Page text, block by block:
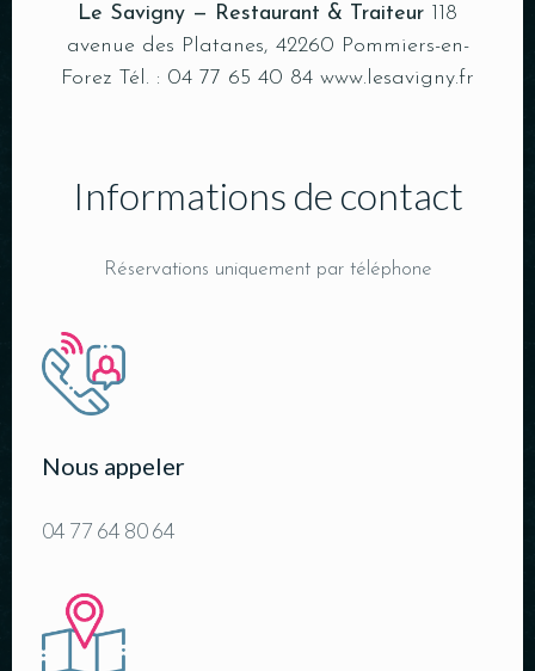
Le Savigny — Restaurant & Traiteur 118
avenue des Platanes, 42260 Pommiers-en-
Forez Tél. : 04 77 65 40 84 www.lesavigny.fr
Informations de contact
Réservations uniquement par téléphone
Nous appeler
04 77 64 80 64